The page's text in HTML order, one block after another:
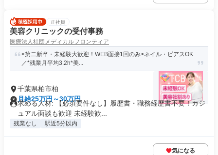
正社員
美容クリニックの受付事務
医療法人社団メディカルフロンティア
<第二新卒・未経験大歓迎！WEB面接1回のみ>ネイル・ピアスOK
／*残業月平均3.2h*美...
千葉県柏市柏
月給25万円～30万円
求める人材: 【必須要件なし】履歴書・職務経歴書不要！カジ
ュアル面談も歓迎 未経験歓...
残業なし 駅近5分以内
気になる